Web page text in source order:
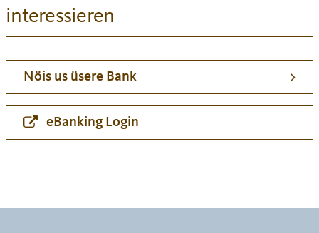
interessieren
Nöis us üsere Bank
eBanking Login